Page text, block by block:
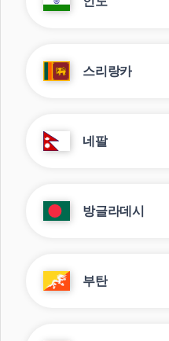
스리랑카
네팔
방글라데시
부탄